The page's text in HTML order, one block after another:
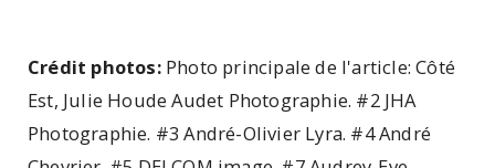
Crédit photos:Photo principale de l'article: Côté
Est, Julie Houde Audet Photographie. #2 JHA
Photographie. #3 André-Olivier Lyra. #4 André